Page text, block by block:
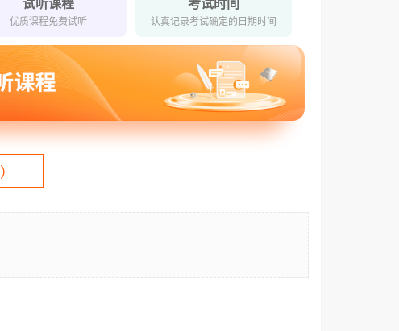
优质课程免费试听 认真记录考试确定的日期时间
）